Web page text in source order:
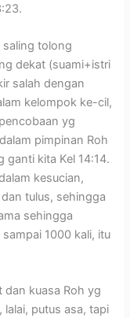
saling tolong
dekat (suami+istri
salah dengan
kelompok ke-cil,
yg
pimpinan Roh
ganti kita Kel 14:14.
kesucian,
tulus, sehingga
sehingga
1000 kali, itu
dan kuasa Roh yg
putus asa, tapi